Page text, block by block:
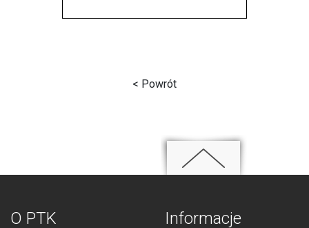
< Powrót
O PTK Informacje